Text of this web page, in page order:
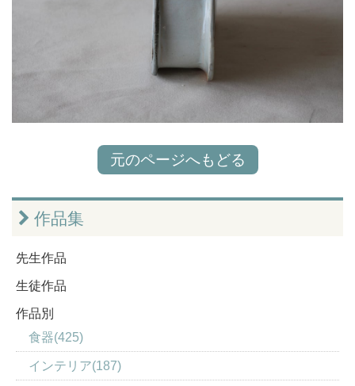
元のページへもどる
作品集
先生作品
生徒作品
作品別
食器(425)
インテリア(187)